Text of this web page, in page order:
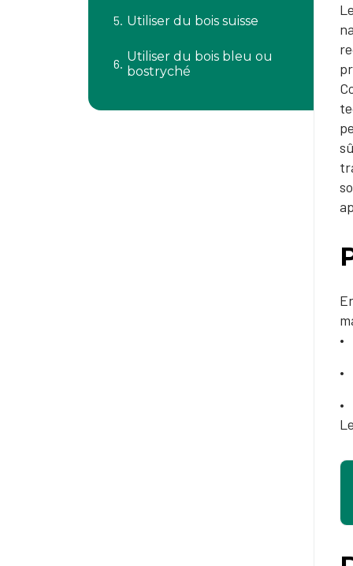
Utiliser du bois suisse
Utiliser du bois bleu ou
bostryché